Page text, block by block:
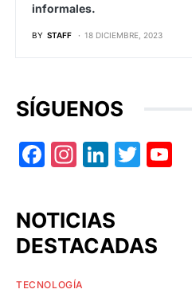
informales.
BY STAFF 18 DICIEMBRE, 2023
SÍGUENOS
Facebook
Instagram
LinkedIn
NOTICIAS
DESTACADAS
TECNOLOGÍA